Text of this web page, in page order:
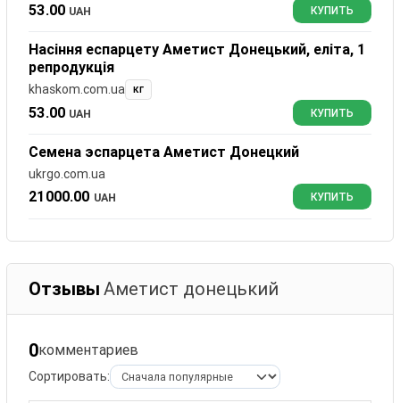
53.00 UAH КУПИТЬ
Насіння еспарцету Аметист Донецький, еліта, 1
репродукція
khaskom.com.ua кг
53.00 UAH КУПИТЬ
Семена эспарцета Аметист Донецкий
ukrgo.com.ua
21000.00 UAH КУПИТЬ
Отзывы Аметист донецький
0комментариев
Сортировать: